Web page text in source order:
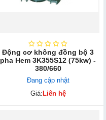
Động cơ không đồng bộ 3
pha Hem 3K355S12 (75kw) -
380/660
Đang cập nhật
Giá: Liên hệ